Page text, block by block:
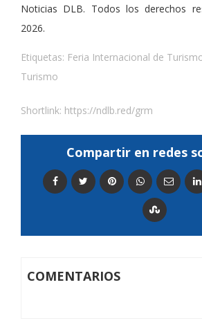
Noticias DLB. Todos los derechos
2026.
Etiquetas: Feria Internacional de
Turismo
Shortlink: https://ndlb.red/grm
Compartir en redes
COMENTARIOS